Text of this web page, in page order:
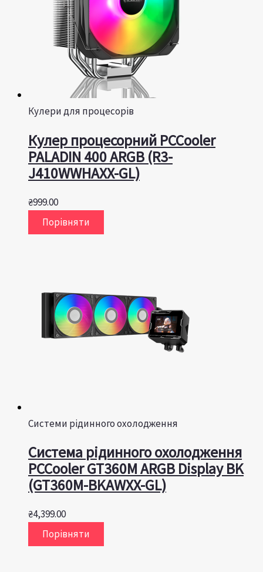
Кулери для процесорів
Кулер процесорний PCCooler
PALADIN 400 ARGB (R3-
J410WWHAXX-GL)
₴999.00
Порівняти
Системи рідинного охолодження
Система рідинного охолодження
PCCooler GT360M ARGB Display BK
(GT360M-BKAWXX-GL)
₴4,399.00
Порівняти